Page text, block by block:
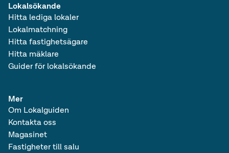
Lokalsökande
Hitta lediga lokaler
Lokalmatchning
Hitta fastighetsägare
Hitta mäklare
Guider för lokalsökande
Mer
Om Lokalguiden
Kontakta oss
Magasinet
Fastigheter till salu